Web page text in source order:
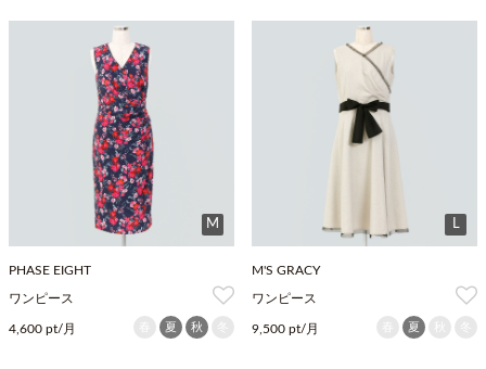
M
PHASE EIGHT
ワンピース
4,600 pt/月 夏 秋
L
M'S GRACY
ワンピース
9,500 pt/月 夏